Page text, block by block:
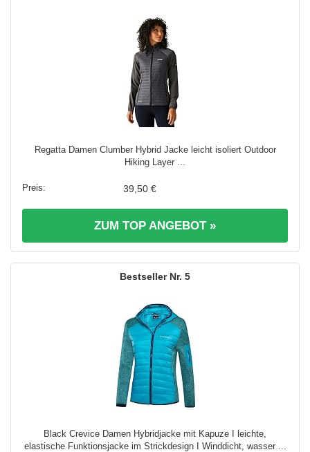
Regatta Damen Clumber Hybrid Jacke leicht isoliert Outdoor
Hiking Layer ...
39,50 €
ZUM TOP ANGEBOT »
5
Black Crevice Damen Hybridjacke mit Kapuze I leichte,
elastische Funktionsjacke im Strickdesign I Winddicht, wasser ...